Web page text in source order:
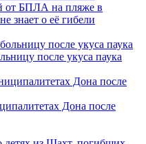
от БПЛА на пляже в
знает о её гибели
после укуса паука
Дона после